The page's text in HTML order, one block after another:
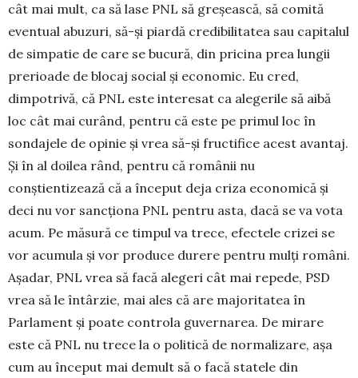
cât mai mult, ca să lase PNL să greșească, să comită
eventual abuzuri, să-și piardă credibilitatea sau capitalul
de simpatie de care se bucură, din pricina prea lungii
prerioade de blocaj social și economic. Eu cred,
dimpotrivă, că PNL este interesat ca alegerile să aibă
loc cât mai curând, pentru că este pe primul loc în
sondajele de opinie și vrea să-și fructifice acest avantaj.
Și în al doilea rând, pentru că românii nu
conștientizează că a început deja criza economică și
deci nu vor sancționa PNL pentru asta, dacă se va vota
acum. Pe măsură ce timpul va trece, efectele crizei se
vor acumula și vor produce durere pentru mulți români.
Așadar, PNL vrea să facă alegeri cât mai repede, PSD
vrea să le întârzie, mai ales că are majoritatea în
Parlament și poate controla guvernarea. De mirare
este că PNL nu trece la o politică de norma­li­zare, așa
cum au început mai demult să o facă statele din